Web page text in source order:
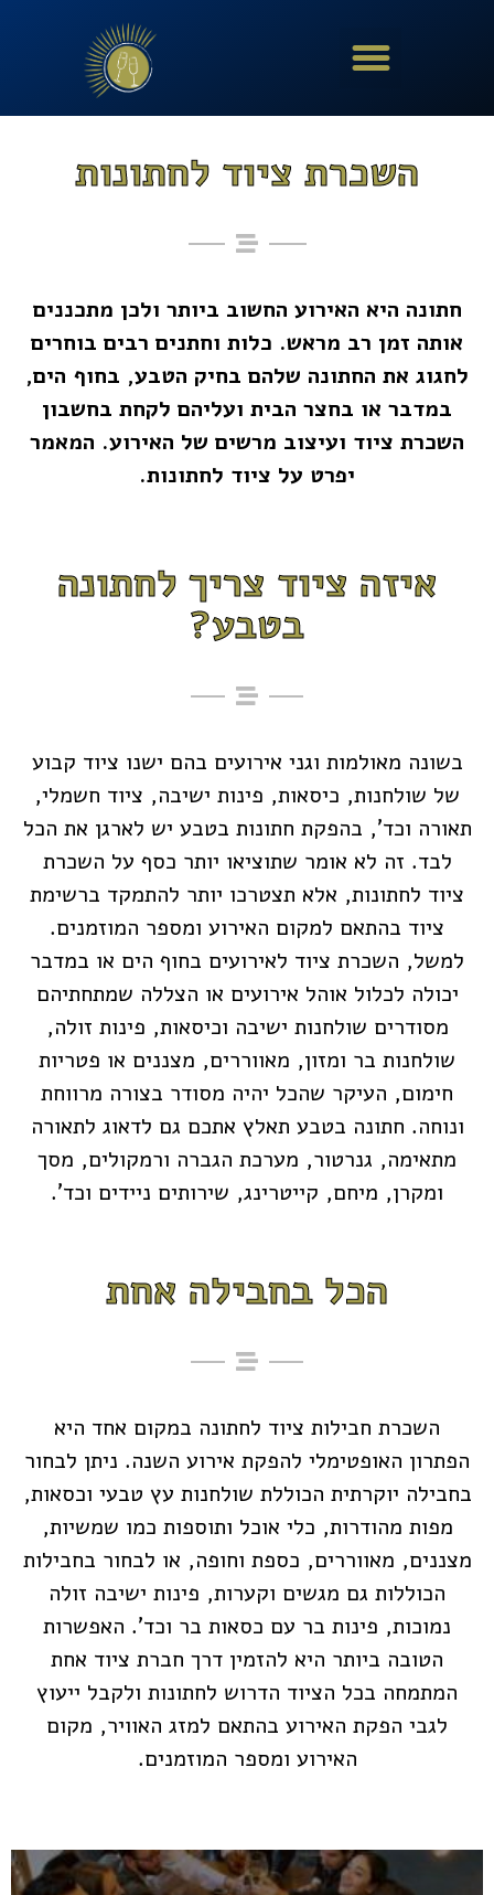
השכרת ציוד לחתונות
חתונה היא האירוע החשוב ביותר ולכן מתכננים
אותה זמן רב מראש. כלות וחתנים רבים בוחרים
לחגוג את החתונה שלהם בחיק הטבע, בחוף הים,
במדבר או בחצר הבית ועליהם לקחת בחשבון
השכרת ציוד ועיצוב מרשים של האירוע. המאמר
יפרט על ציוד לחתונות.
איזה ציוד צריך לחתונה
בטבע?
בשונה מאולמות וגני אירועים בהם ישנו ציוד קבוע
של שולחנות, כיסאות, פינות ישיבה, ציוד חשמלי,
תאורה וכד', בהפקת חתונות בטבע יש לארגן את הכל
לבד. זה לא אומר שתוציאו יותר כסף על השכרת
ציוד לחתונות, אלא תצטרכו יותר להתמקד ברשימת
ציוד בהתאם למקום האירוע ומספר המוזמנים.
למשל, השכרת ציוד לאירועים בחוף הים או במדבר
יכולה לכלול אוהל אירועים או הצללה שמתחתיהם
מסודרים שולחנות ישיבה וכיסאות, פינות זולה,
שולחנות בר ומזון, מאווררים, מצננים או פטריות
חימום, העיקר שהכל יהיה מסודר בצורה מרווחת
ונוחה. חתונה בטבע תאלץ אתכם גם לדאוג לתאורה
מתאימה, גנרטור, מערכת הגברה ורמקולים, מסך
ומקרן, מיחם, קייטרינג, שירותים ניידים וכד'.
הכל בחבילה אחת
השכרת חבילות ציוד לחתונה במקום אחד היא
הפתרון האופטימלי להפקת אירוע השנה. ניתן לבחור
בחבילה יוקרתית הכוללת שולחנות עץ טבעי וכסאות,
מפות מהודרות, כלי אוכל ותוספות כמו שמשיות,
מצננים, מאווררים, כספת וחופה, או לבחור בחבילות
הכוללות גם מגשים וקערות, פינות ישיבה זולה
נמוכות, פינות בר עם כסאות בר וכד'. האפשרות
הטובה ביותר היא להזמין דרך חברת ציוד אחת
המתמחה בכל הציוד הדרוש לחתונות ולקבל ייעוץ
לגבי הפקת האירוע בהתאם למזג האוויר, מקום
האירוע ומספר המוזמנים.